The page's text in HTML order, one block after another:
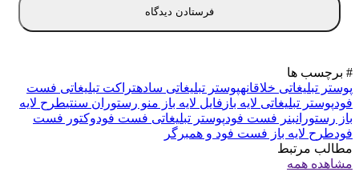
# برچسب ها
پوستر تبلیغاتی خلاقانهپوستر تبلیغاتی سادهتراکت تبلیغاتی فست
فودپوستر تبلیغاتی لایه باز فایل لایه باز منو رستوران سنتیطرح لایه
باز رستورانبنر فست فودپوستر تبلیغاتی فست فودوکتور فست
فودطرح لایه باز فست فود و همبرگر
مطالب مرتبط
مشاهده همه